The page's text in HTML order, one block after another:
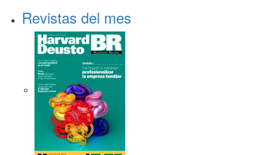
Revistas del mes